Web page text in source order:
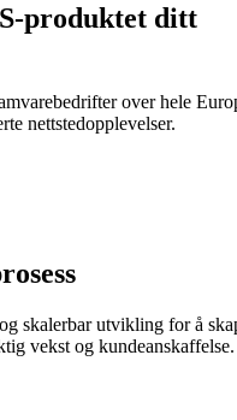
produktet ditt
over hele
nettstedopplevelser.
skalerbar utvikling for å
vekst og kundeanskaffelse.